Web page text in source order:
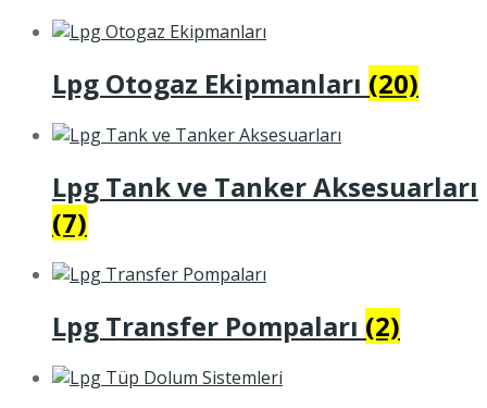
Lpg Otogaz Ekipmanları (20)
Lpg Tank ve Tanker Aksesuarları
(7)
Lpg Transfer Pompaları (2)